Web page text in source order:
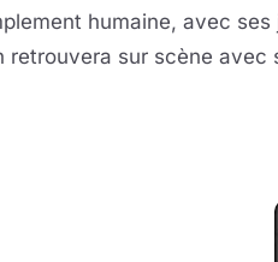
humaine, avec
retrouvera sur scène